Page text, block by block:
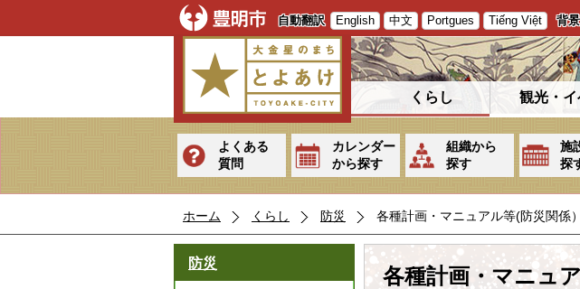
自動翻訳 English 中文 Portgues Tiếng Việt 背
くらし 観光・イ
よくある
質問
カレンダー
から探す
組織から
探す
施
探
ホーム くらし 防災 各種計画・マニュアル等(防災関係）
防災
各種計画・マニュ